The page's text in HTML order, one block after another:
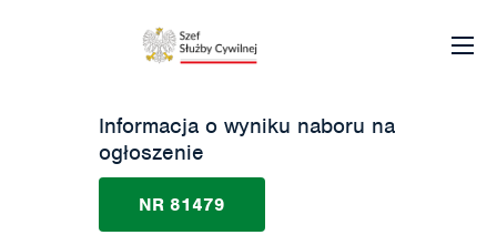
Informacja o wyniku naboru na
ogłoszenie
NR 81479